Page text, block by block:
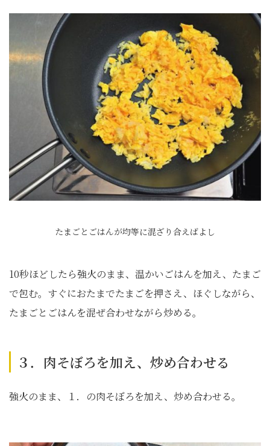
たまごとごはんが均等に混ざり合えばよし
10秒ほどしたら強火のまま、温かいごはんを加え、たまご
で包む。すぐにおたまでたまごを押さえ、ほぐしながら、
たまごとごはんを混ぜ合わせながら炒める。
３．肉そぼろを加え、炒め合わせる
強火のまま、１．の肉そぼろを加え、炒め合わせる。